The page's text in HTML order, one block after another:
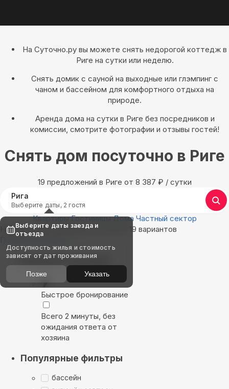
На Суточно.ру вы можете снять недорогой коттедж в
Риге на сутки или неделю.
Снять домик с сауной на выходные или глэмпинг с
чаном и бассейном для комфортного отдыха на
природе.
Аренда дома на сутки в Риге без посредников и
комиссии, смотрите фотографии и отзывы гостей!
Снять дом посуточно в Риге
19 предложений в Риге oт 8 387 ₽ / сутки
Рига
Выберите даты, 2 гостя
Квартиры Гостиницы Дома Частный сектор
Найдём, где остановиться в Риге: 19 вариантов
Показать на карте
Выбирайте лучшее
Быстрое бронирование
Всего 2 минуты, без
ожидания ответа от
хозяина
Популярные фильтры
бассейн
Выберите даты заезда и
отъезда
Доступность жилья и стоимость
зависят от дат проживания
Позже Указать